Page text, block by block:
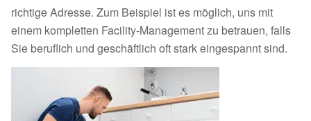
richtige Adresse. Zum Beispiel ist es möglich, uns mit
einem kompletten Facility-Management zu betrauen, falls
Sie beruflich und geschäftlich oft stark eingespannt sind.